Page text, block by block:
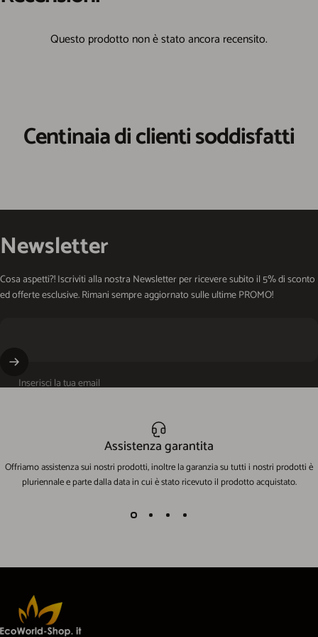
Centinaia di clienti soddisfatti
Newsletter
Cosa aspetti?! Iscriviti alla nostra Newsletter per ricevere subito il 5% di sconto
ed offerte esclusive. Rimani sempre aggiornato sulle ultime PROMO!
Inserisci la tua email
Assistenza garantita
Offriamo assistenza sui nostri prodotti, inoltre la garanzia su tutti i nostri prodotti è
pluriennale e parte dalla data in cui è stato ricevuto il prodotto acquistato.
EcoWorld-Shop